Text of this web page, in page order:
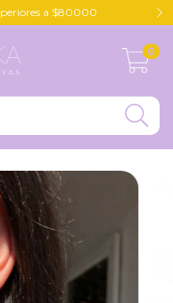
a $80000
0